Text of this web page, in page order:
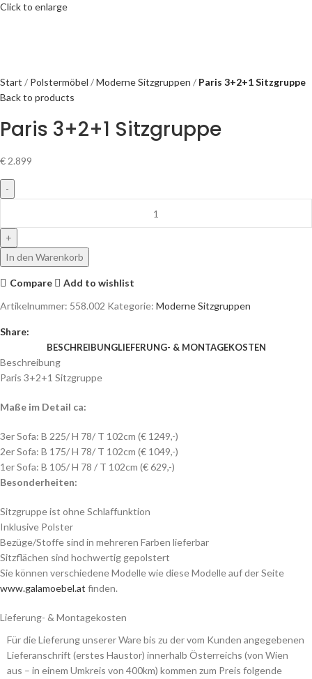
Click to enlarge
Start Polstermöbel Moderne Sitzgruppen
Paris 3+2+1 Sitzgruppe
Back to products
Paris 3+2+1 Sitzgruppe
€2.899
In den Warenkorb
Compare
Add to wishlist
Artikelnummer: 558.002 Kategorie: Moderne Sitzgruppen
Share:
BESCHREIBUNGLIEFERUNG- & MONTAGEKOSTEN
Beschreibung
Paris 3+2+1 Sitzgruppe
Maße im Detail ca:
3er Sofa: B 225/ H 78/ T 102cm (€ 1249,-)
2er Sofa: B 175/ H 78/ T 102cm (€ 1049,-)
1er Sofa: B 105/ H 78 / T 102cm (€ 629,-)
Besonderheiten:
Sitzgruppe ist ohne Schlaffunktion
Inklusive Polster
Bezüge/Stoffe sind in mehreren Farben lieferbar
Sitzflächen sind hochwertig gepolstert
Sie können verschiedene Modelle wie diese Modelle auf der Seite
www.galamoebel.at finden.
Lieferung- & Montagekosten
Für die Lieferung unserer Ware bis zu der vom Kunden angegebenen
Lieferanschrift (erstes Haustor) innerhalb Österreichs (von Wien
aus – in einem Umkreis von 400km) kommen zum Preis folgende